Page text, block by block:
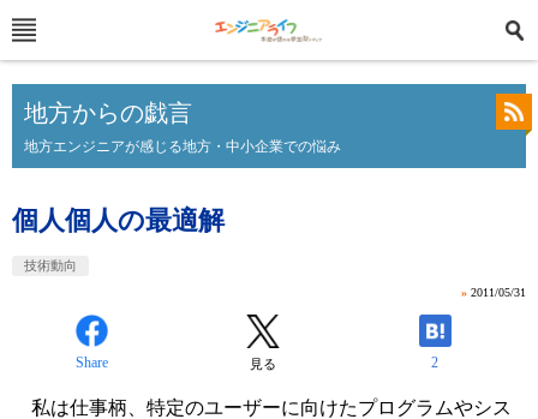
地方からの戯言
地方エンジニアが感じる地方・中小企業での悩み
個人個人の最適解
技術動向
» 2011/05/31
Share 見る 2
私は仕事柄、特定のユーザーに向けたプログラムやシス